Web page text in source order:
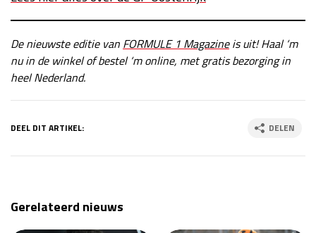
De nieuwste editie van FORMULE 1 Magazineis uit! Haal ‘m
nu in de winkel of bestel ‘m online, met gratis bezorging in
heel Nederland.
DEEL DIT ARTIKEL: DELEN
Gerelateerd nieuws